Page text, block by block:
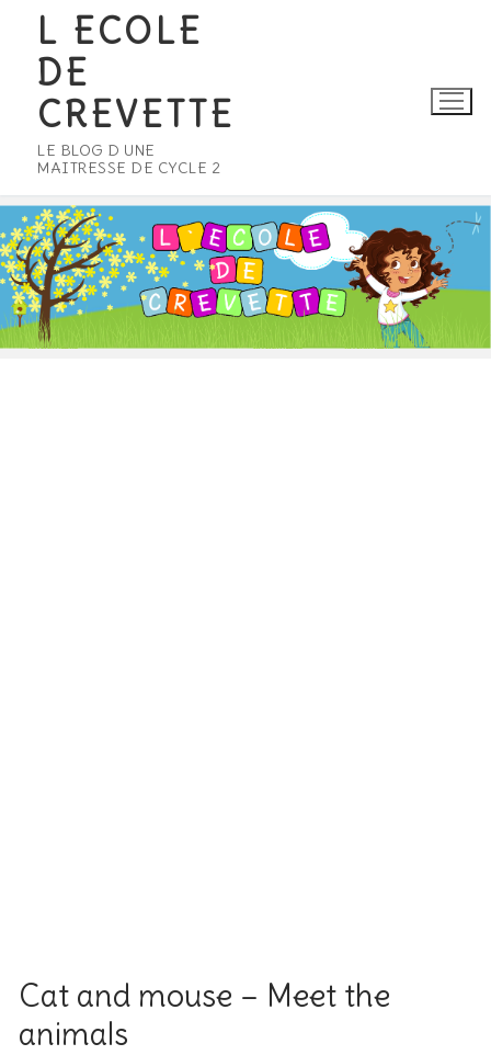
contenu
L ECOLE
DE
CREVETTE
LE BLOG D UNE
MAITRESSE DE CYCLE 2
Cat and mouse – Meet the
animals